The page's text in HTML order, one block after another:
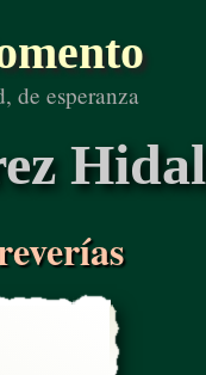
de esperanza